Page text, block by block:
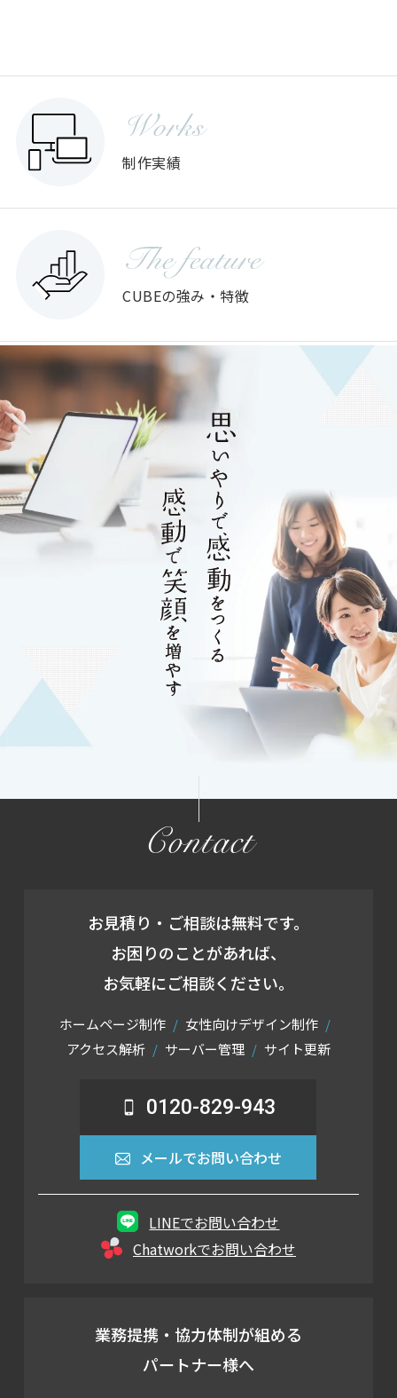
Works
制作実績
The feature
CUBEの強み・特徴
Contact
お見積り・ご相談は無料です。
お困りのことがあれば、
お気軽にご相談ください。
ホームページ制作
女性向けデザイン制作
アクセス解析
サーバー管理 サイト更新
0120-829-943
メールでお問い合わせ
LINEでお問い合わせ
Chatworkでお問い合わせ
業務提携・協力体制が組める
パートナー様へ